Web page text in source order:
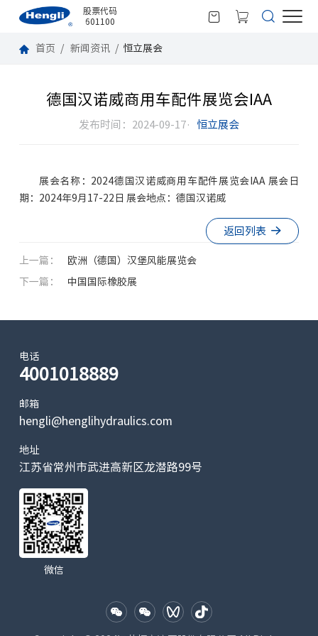
股票代码
601100
首页 新闻资讯 恒立展会
德国汉诺威商用车配件展览会IAA
发布时间：2024-09-17· 恒立展会
展会名称：2024德国汉诺威商用车配件展览会IAA 展会日
期：2024年9月17-22日 展会地点：德国汉诺威
返回列表
上一篇： 欧洲（德国）汉堡风能展览会
下一篇： 中国国际橡胶展
电话
4001018889
邮箱
hengli@henglihydraulics.com
地址
江苏省常州市武进高新区龙潜路99号
微信